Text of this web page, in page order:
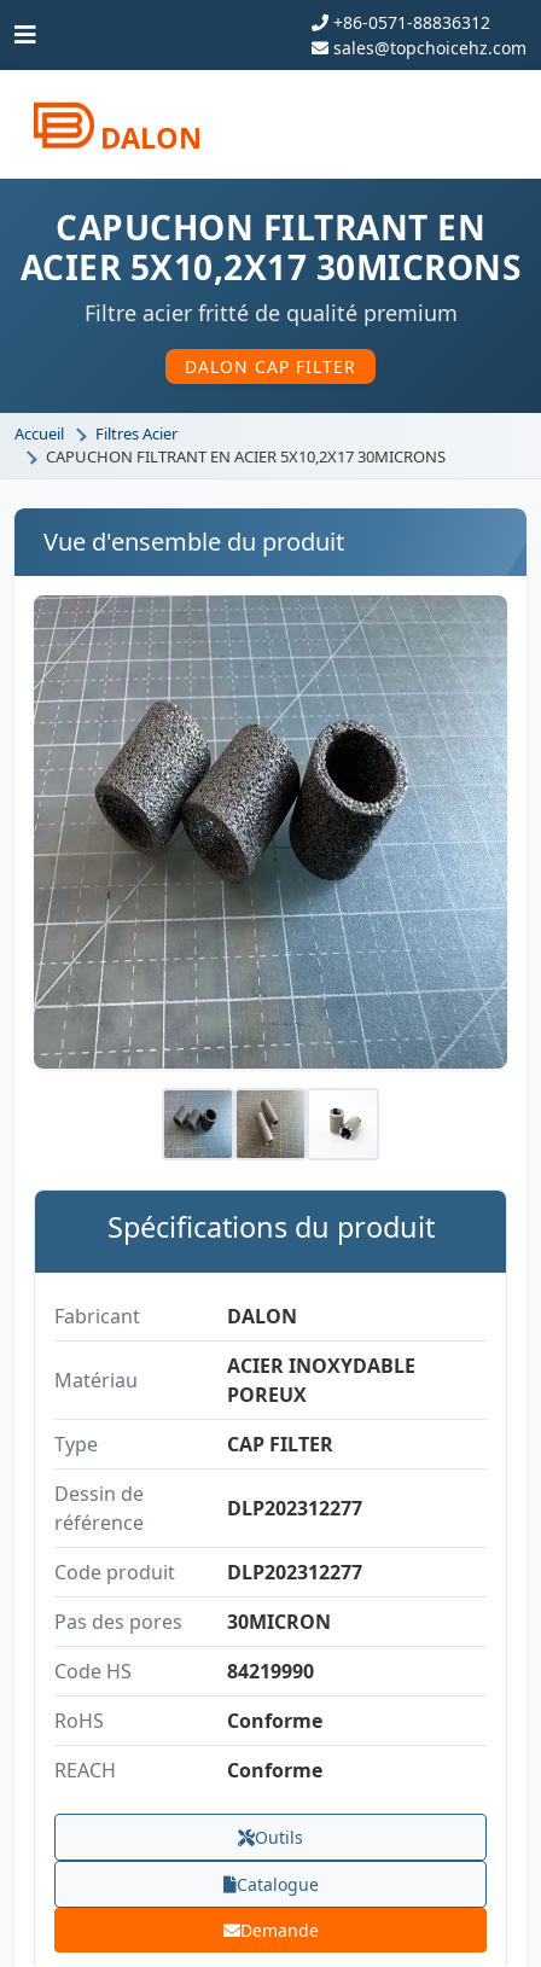
+86-0571-88836312
sales@topchoicehz.com
DALON
CAPUCHON FILTRANT EN
ACIER 5X10,2X17 30MICRONS
Filtre acier fritté de qualité premium
DALON CAP FILTER
Accueil
Filtres Acier
CAPUCHON FILTRANT EN ACIER 5X10,2X17 30MICRONS
Vue d'ensemble du produit
Spécifications du produit
Fabricant DALON
Matériau
ACIER INOXYDABLE
POREUX
Type
CAP FILTER
Dessin de
référence
DLP202312277
Code produit
DLP202312277
Pas des pores
30MICRON
Code HS
84219990
RoHS
Conforme
REACH
Conforme
Outils
Catalogue
Demande